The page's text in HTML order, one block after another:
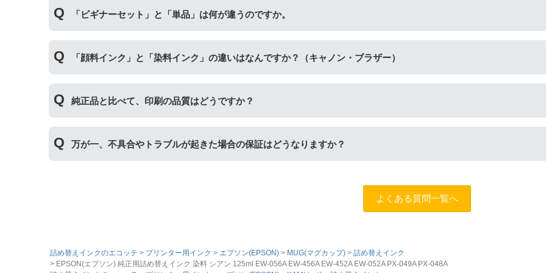
い。単品商品には、詰め替えに必要な道具や説明書などが入っておりません。
「ビギナーセット」と「単品」は何が違うのですか。
「顔料インク」と「染料インク」の違いはなんですか？（キャノン・ブラザー）
インク」はインクが紙の繊維質に浸透して発色します。インクを重ね合わせて細かく色合いを表現でき、発色の良
す。詳しくはこちらのページをご確認ください。
純正品と比べて、印刷の品質はどうですか？
た、純正品と比べると色あせや劣化が進みやすいため、長期保存を目的とした写真や大事な書類を印刷する際はご注
万が一、不具合やトラブルが起きた場合の保証はどうなりますか？
よくある質問一覧へ
詰め替えインクのエコッテ プリンター用インク エプソン(EPSON) MUG(マグカップ)
詰め替えインク
EPSON(エプソン) 純正用詰め替えインク 染料 シアン 125ml EW-056A EW-456A EW-452A EW-052A PX-049A PX-048A